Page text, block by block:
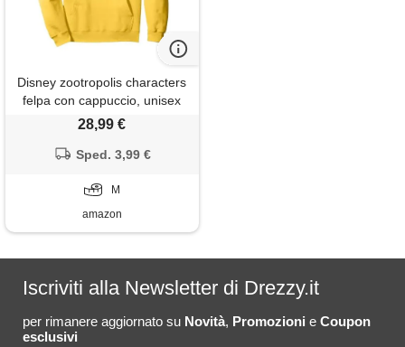
Disney zootropolis characters
felpa con cappuccio, unisex
per adulti, limone, m
28,99 €
Sped. 3,99 €
M
amazon
Iscriviti alla Newsletter di Drezzy.it
per rimanere aggiornato su Novità, Promozioni e Coupon
esclusivi